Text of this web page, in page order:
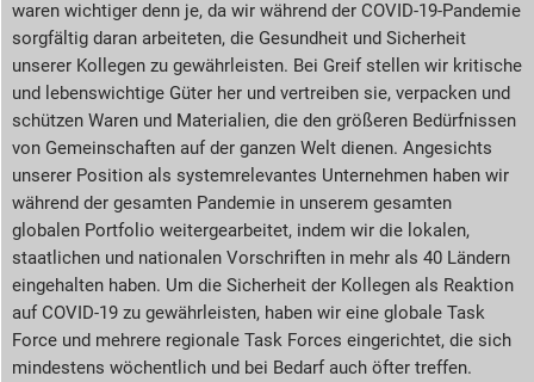
waren wichtiger denn je, da wir während der COVID-19-Pandemie
sorgfältig daran arbeiteten, die Gesundheit und Sicherheit
unserer Kollegen zu gewährleisten. Bei Greif stellen wir kritische
und lebenswichtige Güter her und vertreiben sie, verpacken und
schützen Waren und Materialien, die den größeren Bedürfnissen
von Gemeinschaften auf der ganzen Welt dienen. Angesichts
unserer Position als systemrelevantes Unternehmen haben wir
während der gesamten Pandemie in unserem gesamten
globalen Portfolio weitergearbeitet, indem wir die lokalen,
staatlichen und nationalen Vorschriften in mehr als 40 Ländern
eingehalten haben. Um die Sicherheit der Kollegen als Reaktion
auf COVID-19 zu gewährleisten, haben wir eine globale Task
Force und mehrere regionale Task Forces eingerichtet, die sich
mindestens wöchentlich und bei Bedarf auch öfter treffen.